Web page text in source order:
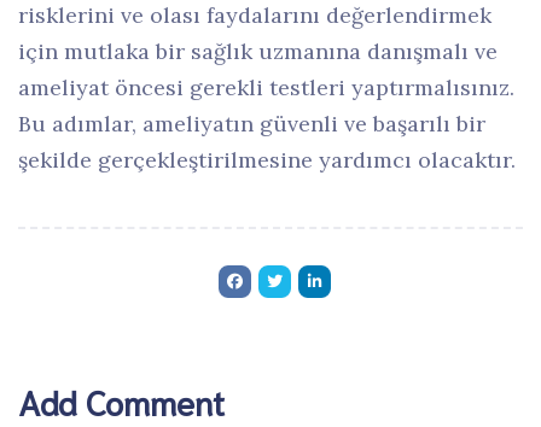
risklerini ve olası faydalarını değerlendirmek
için mutlaka bir sağlık uzmanına danışmalı ve
ameliyat öncesi gerekli testleri yaptırmalısınız.
Bu adımlar, ameliyatın güvenli ve başarılı bir
şekilde gerçekleştirilmesine yardımcı olacaktır.
Add Comment